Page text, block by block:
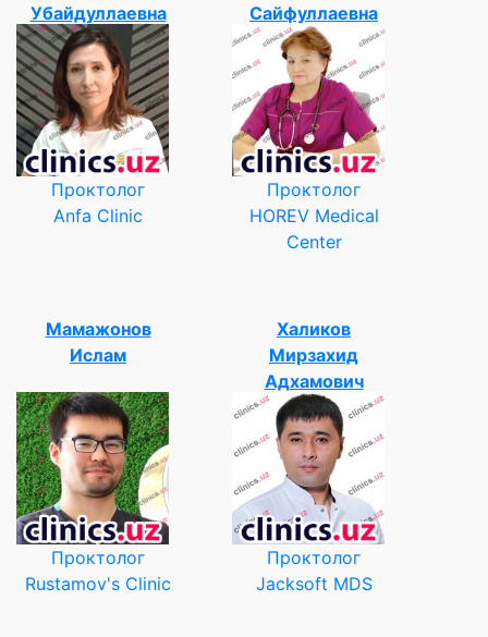
Убайдуллаевна
Проктолог
Anfa Clinic
Сайфуллаевна
Проктолог
HOREV Medical
Center
Мамажонов
Ислам
Проктолог
Rustamov's Clinic
Халиков
Мирзахид
Адхамович
Проктолог
Jacksoft MDS